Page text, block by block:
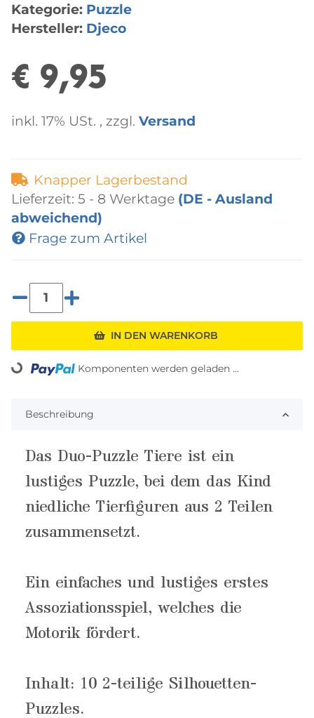
Kategorie: Puzzle
Hersteller: Djeco
€ 9,95
inkl. 17% USt. , zzgl. Versand
Knapper Lagerbestand
Lieferzeit: 5 - 8 Werktage (DE - Ausland
abweichend)
Frage zum Artikel
IN DEN WARENKORB
Loading... Komponenten werden geladen ...
Beschreibung
Das Duo-Puzzle Tiere ist ein
lustiges Puzzle, bei dem das Kind
niedliche Tierfiguren aus 2 Teilen
zusammensetzt.
Ein einfaches und lustiges erstes
Assoziationsspiel, welches die
Motorik fördert.
Inhalt: 10 2-teilige Silhouetten-
Puzzles.